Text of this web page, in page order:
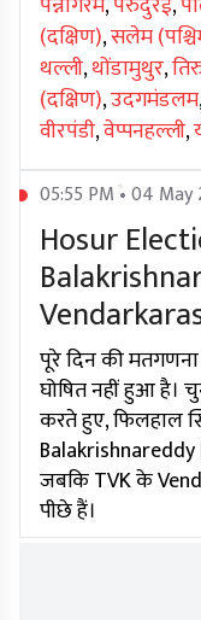
(दक्षिण),सलेम
थल्ली,थोंडामुथुर,
(दक्षिण),उदगमंडलम
वीरपंडी,वेप्पनहल्ली,
05:55 PM • 04 May
Hosur
पूरे दिन की
घोषित नहीं हुआ है।
करते हुए, फिलहाल
जबकि TVK के
पीछे हैं।